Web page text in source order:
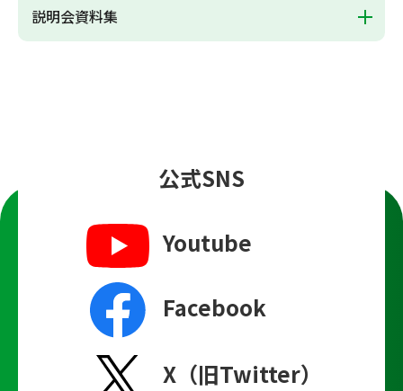
説明会資料集
公式SNS
Youtube
Facebook
X（旧Twitter）